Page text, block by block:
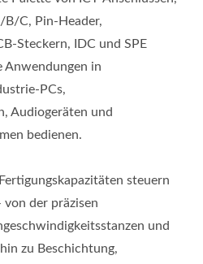
B/C, Pin-Header,
Steckern, IDC und SPE
Anwendungen in
PCs,
Audiogeräten und
bedienen.
steuern
der präzisen
und
zu Beschichtung,